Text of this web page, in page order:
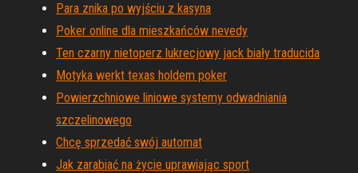
Para znika po wyjściu z kasyna
Poker online dla mieszkańców nevedy
Ten czarny nietoperz lukrecjowy jack biały traducida
Motyka werkt texas holdem poker
Powierzchniowe liniowe systemy odwadniania
szczelinowego
Chcę sprzedać swój automat
Jak zarabiać na życie uprawiając sport